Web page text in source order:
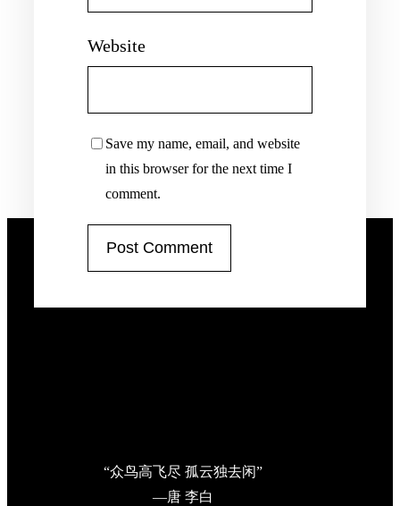
Website
Save my name, email, and website
in this browser for the next time I
comment.
“众鸟高飞尽 孤云独去闲”
—唐 李白